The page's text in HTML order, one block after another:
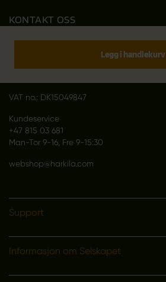
Legg i handlekurv
KONTAKT OSS
Outfit International A/S
VAT no.: DK15049847
Kundeservice
+47 815 03 681
Man-Tor 9-16, Fre 9-15:30
webshop@harkila.com
Support
Informasjon om Selskapet